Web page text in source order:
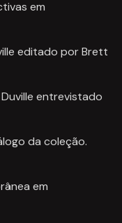
em
editado por Brett
entrevistado
da coleção.
em